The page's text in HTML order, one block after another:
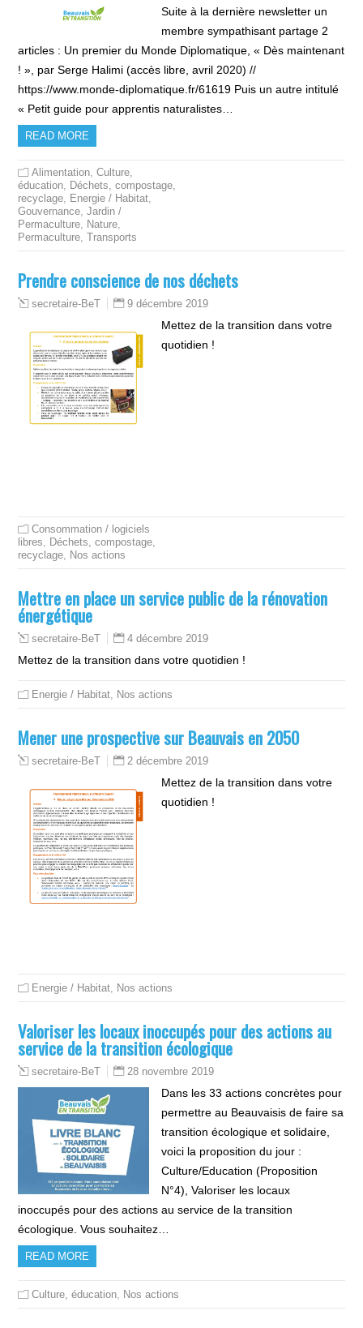
Suite à la dernière newsletter un
membre sympathisant partage 2
articles : Un premier du Monde Diplomatique, « Dès maintenant
! », par Serge Halimi (accès libre, avril 2020) //
https://www.monde-diplomatique.fr/61619 Puis un autre intitulé
« Petit guide pour apprentis naturalistes…
READ MORE
Alimentation ,Culture,
éducation Déchets, compostage,
recyclage Energie / Habitat
Gouvernance ,Jardin /
Permaculture Nature
Permaculture ,Transports
Prendre conscience de nos déchets
secretaire-BeT 9 décembre 2019
Mettez de la transition dans votre
quotidien !
Consommation / logiciels
libres
Déchets, compostage,
recyclage
Nos actions
Mettre en place un service public de la rénovation
énergétique
secretaire-BeT 4 décembre 2019
Mettez de la transition dans votre quotidien !
Energie / Habitat Nos actions
Mener une prospective sur Beauvais en 2050
secretaire-BeT 2 décembre 2019
Mettez de la transition dans votre
quotidien !
Energie / Habitat Nos actions
Valoriser les locaux inoccupés pour des actions au
service de la transition écologique
secretaire-BeT 28 novembre 2019
Dans les 33 actions concrètes pour
permettre au Beauvaisis de faire sa
transition écologique et solidaire,
voici la proposition du jour :
Culture/Education (Proposition
N°4), Valoriser les locaux
inoccupés pour des actions au service de la transition
écologique. Vous souhaitez…
READ MORE
Culture, éducation Nos actions